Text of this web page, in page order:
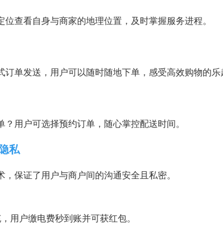
位查看自身与商家的地理位置，及时掌握服务进程。
订单发送，用户可以随时随地下单，感受高效购物的乐
？用户可选择预约订单，随心掌控配送时间。
私
，保证了用户与商户间的沟通安全且私密。
用户缴电费秒到账并可获红包。